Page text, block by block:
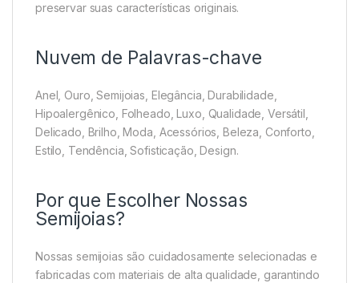
preservar suas características originais.
Nuvem de Palavras-chave
Anel, Ouro, Semijoias, Elegância, Durabilidade,
Hipoalergênico, Folheado, Luxo, Qualidade, Versátil,
Delicado, Brilho, Moda, Acessórios, Beleza, Conforto,
Estilo, Tendência, Sofisticação, Design.
Por que Escolher Nossas
Semijoias?
Nossas semijoias são cuidadosamente selecionadas e
fabricadas com materiais de alta qualidade, garantindo